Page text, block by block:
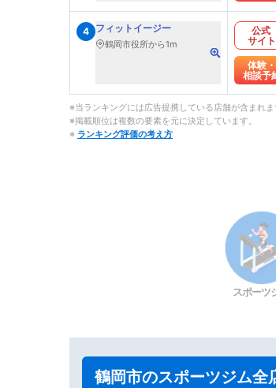
4 フィットイージー
鶴岡市役所から1m
公式
サイト
体験・
相談予
※当ランキングには広告提携している店舗が含まれま
※掲載順位は複数の要素を元に決定しています。
※ ランキング評価の考え方
スポーツ
鶴岡市のスポーツジム全